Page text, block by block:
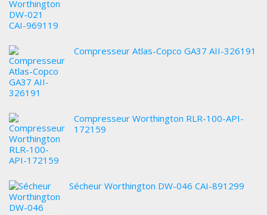
Compresseur Atlas-Copco GA37 AII-326191
Compresseur Worthington RLR-100-API-
172159
Sécheur Worthington DW-046 CAI-891299